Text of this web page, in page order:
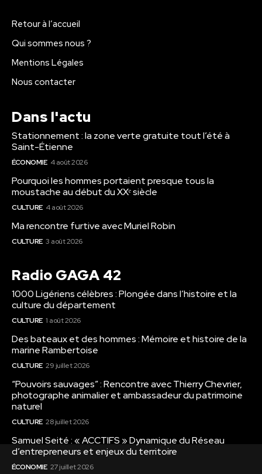
Retour à l’accueil
Qui sommes nous ?
Mentions Légales
Nous contacter
Dans l'actu
Stationnement : la zone verte gratuite tout l’été à
Saint-Étienne
ÉCONOMIE 4 août 2026
Pourquoi les hommes portaient presque tous la
moustache au début du XXᵉ siècle
CULTURE 4 août 2026
Ma rencontre furtive avec Muriel Robin
CULTURE 3 août 2026
Radio GAGA 42
1000 Ligériens célèbres : Plongée dans l’histoire et la
culture du département
CULTURE 1 août 2026
Des bateaux et des hommes : Mémoire et histoire de la
marine Rambertoise
CULTURE 29 juillet 2026
“Pouvoirs sauvages” : Rencontre avec Thierry Chevrier,
photographe animalier et ambassadeur du patrimoine
naturel
CULTURE 28 juillet 2026
Samuel Seité : « ACCTIFS » Dynamique du Réseau
d’entrepreneurs et enjeux du territoire
ÉCONOMIE 27 juillet 2026